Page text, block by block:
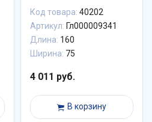
Код товара: 40202
Артикул: Гл000009341
Длина: 160
Ширина: 75
4 011 руб.
В корзину